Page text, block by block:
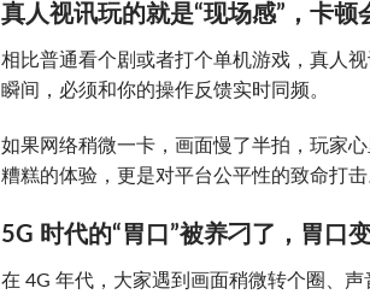
真人视讯玩的就是“现场感”，卡顿
相比普通看个剧或者打个单机游戏，真人
瞬间，必须和你的操作反馈实时同频。
如果网络稍微一卡，画面慢了半拍，玩家
糟糕的体验，更是对平台公平性的致命打击
5G 时代的“胃口”被养刁了，胃口
在 4G 年代，大家遇到画面稍微转个圈、